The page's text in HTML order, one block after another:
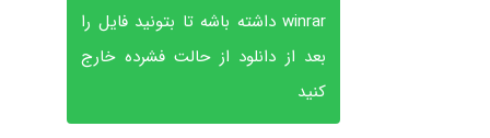
winrar داشته باشه تا بتونید فایل را
بعد از دانلود از حالت فشرده خارج
کنید